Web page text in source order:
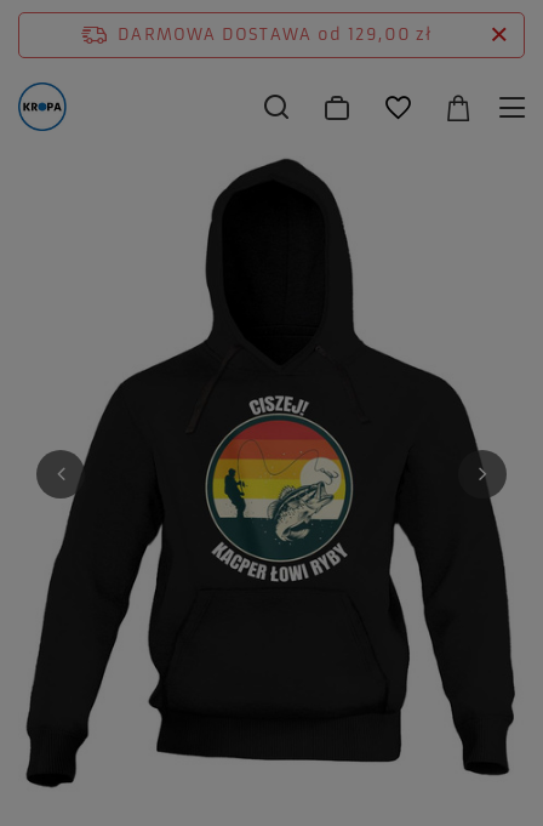
DARMOWA DOSTAWA od 129,00 zł